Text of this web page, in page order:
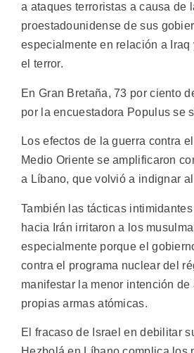
a ataques terroristas a causa de
proestadounidense de sus
especialmente en relación a Iraq
el terror.
En Gran Bretaña, 73 por ciento
por la encuestadora Populus se
Los efectos de la guerra contra
Medio Oriente se amplificaron
a Líbano, que volvió a indignar
También las tácticas
hacia Irán irritaron a los
especialmente porque el
contra el programa nuclear del
manifestar la menor intención de
propias armas atómicas.
El fracaso de Israel en debilitar